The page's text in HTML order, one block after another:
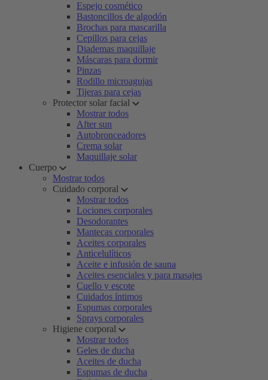
Espejo cosmético
Bastoncillos de algodón
Brochas para mascarilla
Cepillos para cejas
Diademas maquillaje
Máscaras para dormir
Pinzas
Rodillo microagujas
Tijeras para cejas
Protector solar facial
Mostrar todos
After sun
Autobronceadores
Crema solar
Maquillaje solar
Cuerpo
Mostrar todos
Cuidado corporal
Mostrar todos
Lociones corporales
Desodorantes
Mantecas corporales
Aceites corporales
Anticelulíticos
Aceite e infusión de sauna
Aceites esenciales y para masajes
Cuello y escote
Cuidados íntimos
Espumas corporales
Sprays corporales
Higiene corporal
Mostrar todos
Geles de ducha
Aceites de ducha
Espumas de ducha